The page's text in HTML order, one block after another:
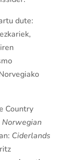
dute:
Country
Ciderlands